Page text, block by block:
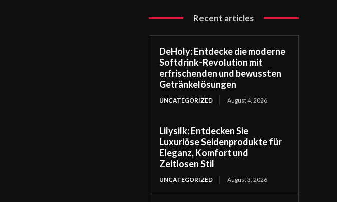
Recent articles
DeHoly: Entdecke die moderne
Softdrink-Revolution mit
erfrischenden und bewussten
Getränkelösungen
UNCATEGORIZED August 4, 2026
Lilysilk: Entdecken Sie
Luxuriöse Seidenprodukte für
Eleganz, Komfort und
Zeitlosen Stil
UNCATEGORIZED August 3, 2026